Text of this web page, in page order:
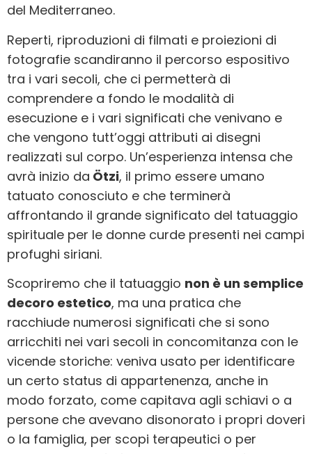
del Mediterraneo.
Reperti, riproduzioni di filmati e proiezioni di
fotografie scandiranno il percorso espositivo
tra i vari secoli, che ci permetterà di
comprendere a fondo le modalità di
esecuzione e i vari significati che venivano e
che vengono tutt’oggi attributi ai disegni
realizzati sul corpo. Un’esperienza intensa che
avrà inizio da Ötzi, il primo essere umano
tatuato conosciuto e che terminerà
affrontando il grande significato del tatuaggio
spirituale per le donne curde presenti nei campi
profughi siriani.
Scopriremo che il tatuaggio non è un semplice
decoro estetico, ma una pratica che
racchiude numerosi significati che si sono
arricchiti nei vari secoli in concomitanza con le
vicende storiche: veniva usato per identificare
un certo status di appartenenza, anche in
modo forzato, come capitava agli schiavi o a
persone che avevano disonorato i propri doveri
o la famiglia, per scopi terapeutici o per